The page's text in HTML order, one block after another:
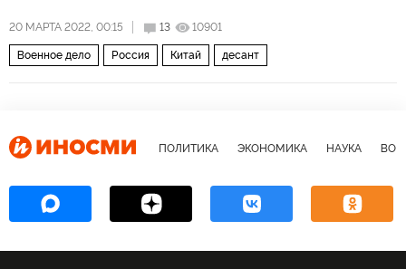
20 МАРТА 2022, 00:15 13 10901
Военное дело Россия Китай десант
ПОЛИТИКА ЭКОНОМИКА НАУКА